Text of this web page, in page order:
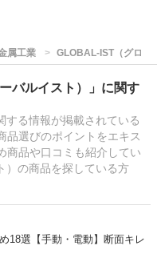
属工業 GLOBAL-IST（グロー
バルイスト）」に関す
する情報が掲載されている
品選びのポイントをエキス
商品や口コミも紹介してい
）の商品を探している方
18選【手動・電動】断面キレ